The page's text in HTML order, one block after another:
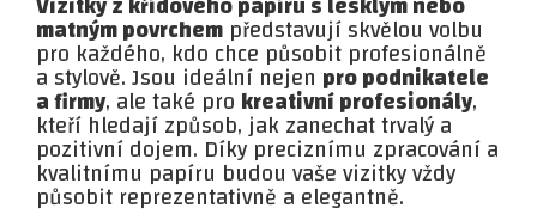
matným povrchem představují skvělou volbu
pro každého, kdo chce působit profesionálně
a stylově. Jsou ideální nejen pro podnikatele
a firmy, ale také pro kreativní profesionály,
kteří hledají způsob, jak zanechat trvalý a
pozitivní dojem. Díky preciznímu zpracování a
kvalitnímu papíru budou vaše vizitky vždy
působit reprezentativně a elegantně.